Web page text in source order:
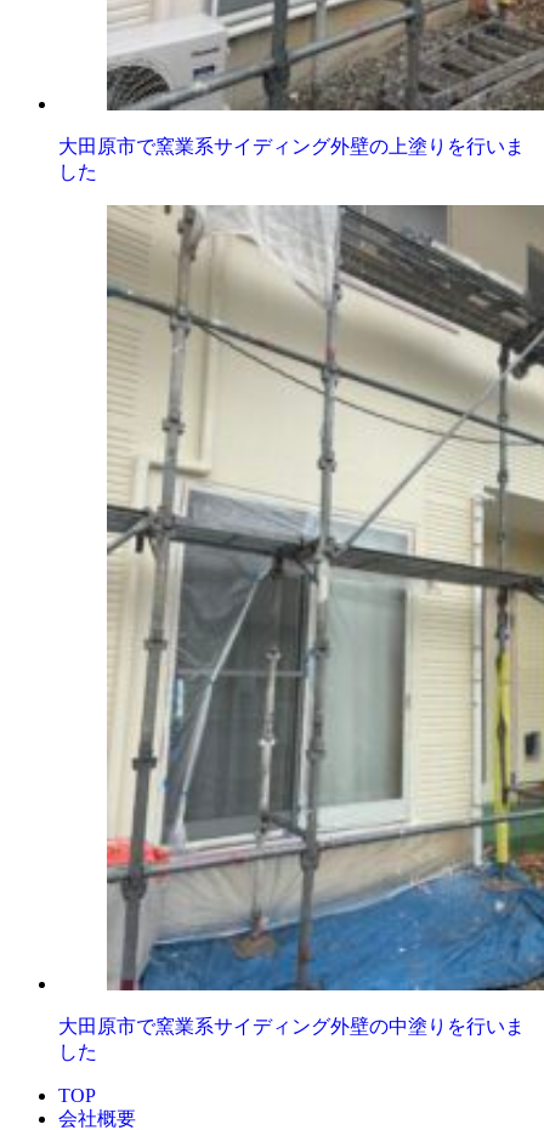
大田原市で窯業系サイディング外壁の上塗りを行いま
した
大田原市で窯業系サイディング外壁の中塗りを行いま
した
TOP
会社概要